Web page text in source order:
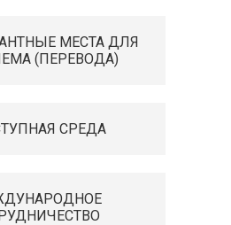
МЕСТА ДЛЯ
(ПЕРЕВОДА)
СРЕДА